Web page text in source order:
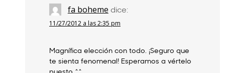
fa boheme dice:
11/27/2012 a las 2:35 pm
Magnífica elección con todo. ¡Seguro que
te sienta fenomenal! Esperamos a vértelo